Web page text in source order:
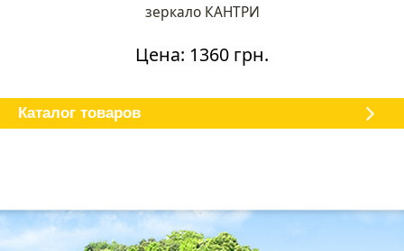
зеркало КАНТРИ
Цена: 1360 грн.
Каталог товаров